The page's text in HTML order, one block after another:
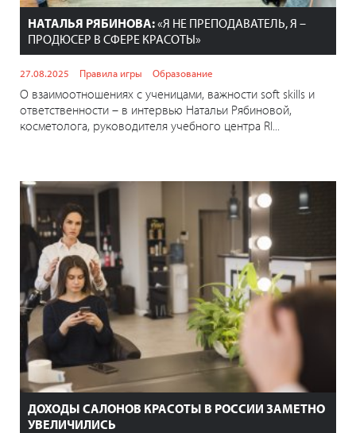
НАТАЛЬЯ РЯБИНОВА:«Я НЕ ПРЕПОДАВАТЕЛЬ, Я –
ПРОДЮСЕР В СФЕРЕ КРАСОТЫ»
27.08.2025 Правила игры Образование
О взаимоотношениях с ученицами, важности soft skills и
ответственности – в интервью Натальи Рябиновой,
косметолога, руководителя учебного центра RI...
ДОХОДЫ САЛОНОВ КРАСОТЫ В РОССИИ ЗАМЕТНО
УВЕЛИЧИЛИСЬ